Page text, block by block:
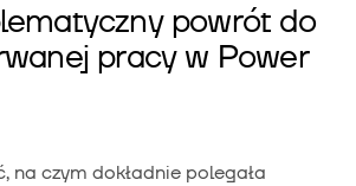
powrót do
pracy w Power
na czym dokładnie polegała